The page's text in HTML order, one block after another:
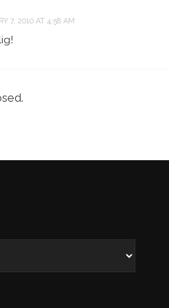
7, 2010 AT 4:58 AM